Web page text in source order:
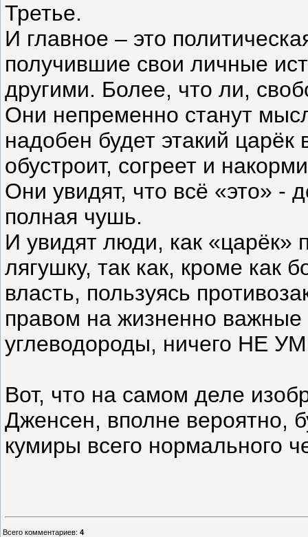
Третье.
И главное – это
получившие свои личные
другими. Более, что ли,
Они непременно станут
надобен будет этакий
обустроит, согреет и
Они увидят, что всё «это» -
полная чушь.
И увидят люди, как «царёк»
лягушку, так как, кроме как
власть, пользуясь
правом на жизненно важные
углеводороды, ничего НЕ
Вот, что на самом деле
Дженсен, вполне вероятно,
кумиры всего нормального
Всего комментариев: 4